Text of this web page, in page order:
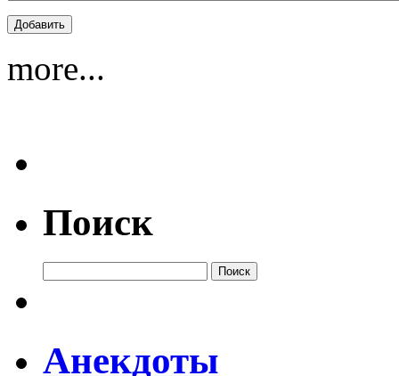
more...
Поиск
Анекдоты